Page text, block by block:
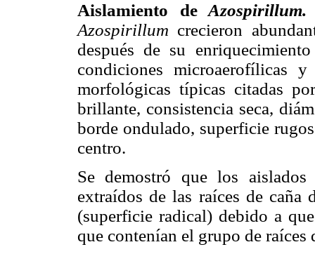
Aislamiento de
Azospirillum crecieron
después de su
condiciones microaerofílicas
morfológicas típicas citadas
brillante, consistencia seca,
borde ondulado, superficie
centro.
Se demostró que los
extraídos de las raíces de caña
(superficie radical) debido a
que contenían el grupo de